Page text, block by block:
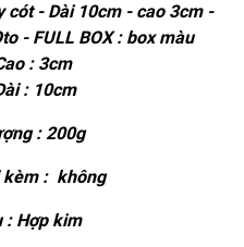
cót - Dài 10cm - cao 3cm -
- FULL BOX : box màu
: 3cm
: 10cm
: 200g
kèm : không
: Hợp kim